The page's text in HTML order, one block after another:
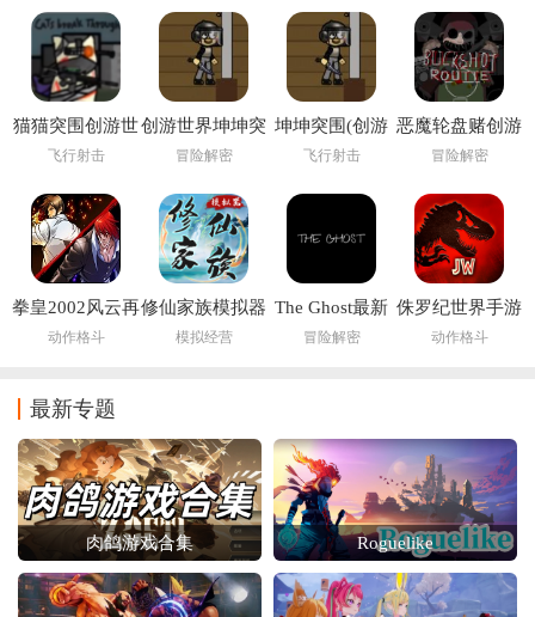
M)
猫猫突围创游世
界
飞行射击
创游世界坤坤突
围小游戏
冒险解密
坤坤突围(创游
世界)
飞行射击
恶魔轮盘赌创游
版(创游世界)
冒险解密
拳皇2002风云再
起
动作格斗
修仙家族模拟器
6.2
模拟经营
The Ghost最新
版下载2026
冒险解密
侏罗纪世界手游
(Jurassic World
动作格斗
最新专题
肉鸽游戏合集 Roguelike